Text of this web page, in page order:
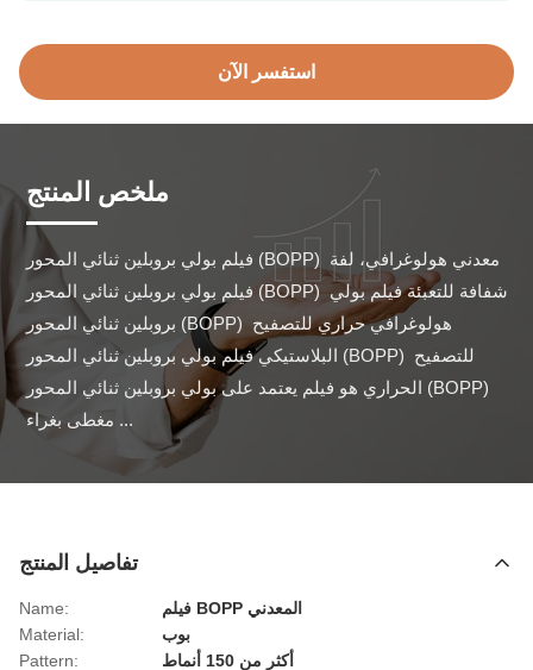
استفسر الآن
ملخص المنتج
فيلم بولي بروبلين ثنائي المحور (BOPP) معدني هولوغرافي، لفة
فيلم بولي بروبلين ثنائي المحور (BOPP) شفافة للتعبئة فيلم بولي
بروبلين ثنائي المحور (BOPP) هولوغرافي حراري للتصفيح
البلاستيكي فيلم بولي بروبلين ثنائي المحور (BOPP) للتصفيح
الحراري هو فيلم يعتمد على بولي بروبلين ثنائي المحور (BOPP)
مغطى بغراء ...
تفاصيل المنتج
Name:
فيلم BOPP المعدني
Material:
بوب
Pattern:
أكثر من 150 أنماط